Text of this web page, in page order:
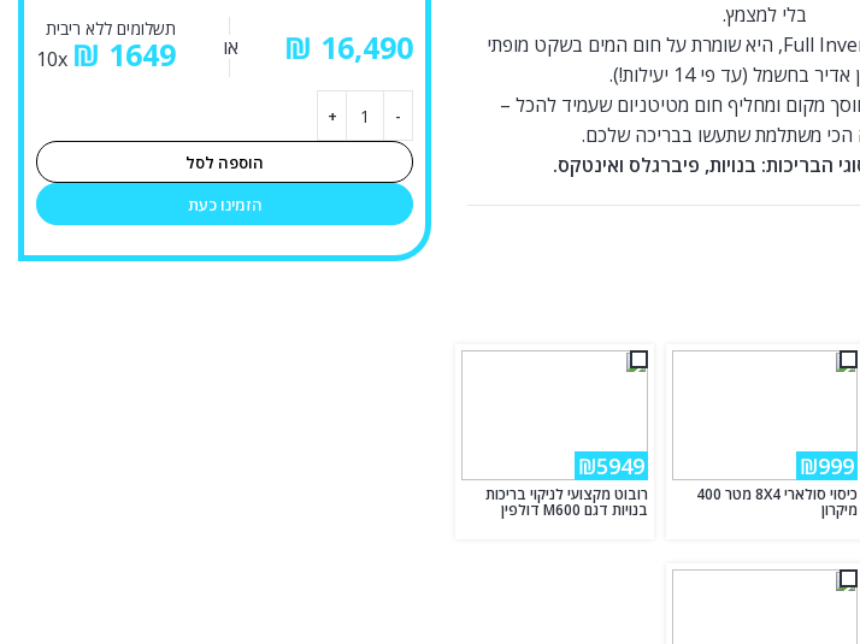
בלי למצמץ.
בזכות טכנולוגיית ה-Full Inverter, היא שומרת על חום המים בשקט מופתי
בחשמל (עד פי 14 יעילות!).
מקום ומחליף חום מטיטניום שעמיד להכל –
הכי משתלמת שתעשו בבריכה שלכם.
הבריכות: בנויות, פיברגלס ואינטקס.
₪999
כיסוי סולארי 8X4 מטר 400
מיקרון
₪5949
רובוט מקצועי לניקוי בריכות
בנויות דגם M600 דולפין
₪ או
תשלומים ללא ריבית
₪ 1649
הוספה לסל
הזמינו כעת